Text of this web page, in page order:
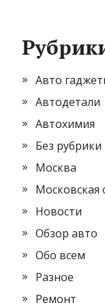
Авто
Автодетали
Автохимия
Без рубрики
Москва
Московская
Новости
Обзор авто
Обо всем
Разное
Ремонт